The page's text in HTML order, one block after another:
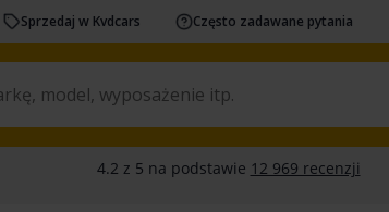
Sprzedaj w Kvdcars Często zadawane pytania